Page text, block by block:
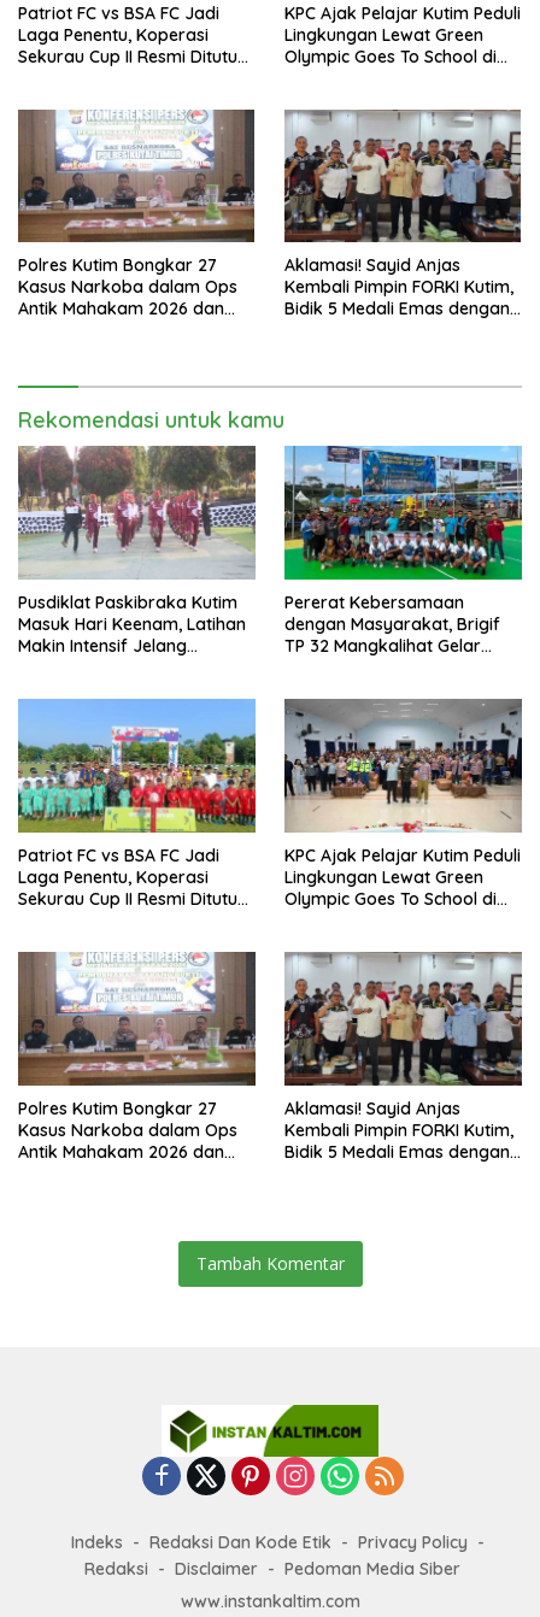
Patriot FC vs BSA FC Jadi
Laga Penentu, Koperasi
Sekurau Cup II Resmi Ditutup
KPC Ajak Pelajar Kutim Peduli
Lingkungan Lewat Green
Olympic Goes To School di
Polres Kutim Bongkar 27
Kasus Narkoba dalam Ops
Antik Mahakam 2026 dan
Aklamasi! Sayid Anjas
Kembali Pimpin FORKI Kutim,
Bidik 5 Medali Emas dengan
Rekomendasi untuk kamu
Pusdiklat Paskibraka Kutim
Masuk Hari Keenam, Latihan
Makin Intensif Jelang
Pererat Kebersamaan
dengan Masyarakat, Brigif
TP 32 Mangkalihat Gelar
Patriot FC vs BSA FC Jadi
Laga Penentu, Koperasi
Sekurau Cup II Resmi Ditutup
KPC Ajak Pelajar Kutim Peduli
Lingkungan Lewat Green
Olympic Goes To School di
Polres Kutim Bongkar 27
Kasus Narkoba dalam Ops
Antik Mahakam 2026 dan
Aklamasi! Sayid Anjas
Kembali Pimpin FORKI Kutim,
Bidik 5 Medali Emas dengan
Tambah Komentar
Indeks Redaksi Dan Kode Etik
Privacy Policy
Redaksi
Disclaimer
Pedoman Media Siber
www.instankaltim.com